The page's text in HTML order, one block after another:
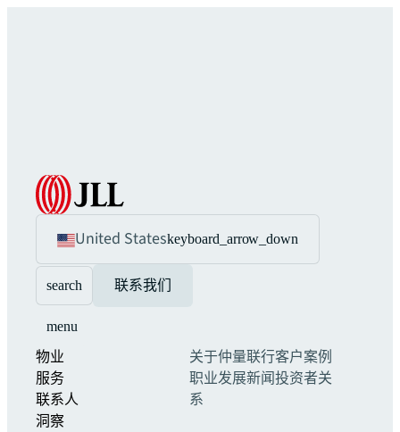
United Stateskeyboard_arrow_down
search 联系我们
menu
物业
服务
联系人
洞察
关于仲量联行客户案例
职业发展新闻投资者关
系